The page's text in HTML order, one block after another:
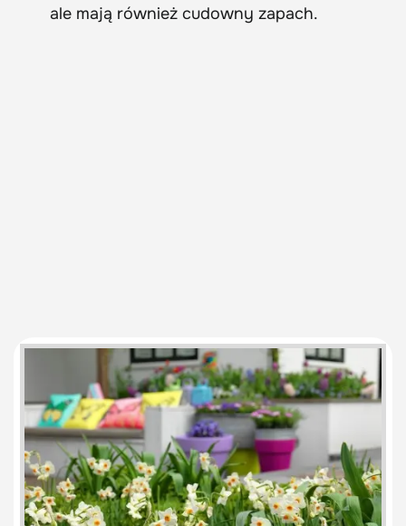
ale mają również cudowny zapach.